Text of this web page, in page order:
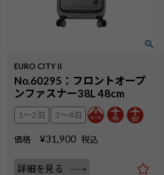
EURO CITYⅡ
No.60295：フロントオープ
ンファスナー38L 48cm
1〜2泊 3〜4泊
価格 ¥31,900 税込
詳細を見る